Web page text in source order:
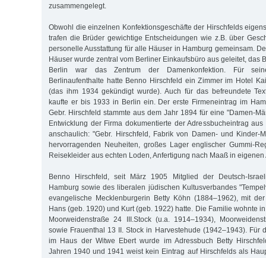
zusammengelegt.
Obwohl die einzelnen Konfektionsgeschäfte der Hirschfelds
trafen die Brüder gewichtige Entscheidungen wie z.B. über
personelle Ausstattung für alle Häuser in Hamburg gemeinsam.
Häuser wurde zentral vom Berliner Einkaufsbüro aus geleitet, das
Berlin war das Zentrum der Damenkonfektion. Für
Berlinaufenthalte hatte Benno Hirschfeld ein Zimmer im Hotel
(das ihm 1934 gekündigt wurde). Auch für das befreundete
kaufte er bis 1933 in Berlin ein. Der erste Firmeneintrag im
Gebr. Hirschfeld stammte aus dem Jahr 1894 für eine "Damen-
Entwicklung der Firma dokumentierte der Adressbucheintrag
anschaulich: "Gebr. Hirschfeld, Fabrik von Damen- und Kinder-
hervorragenden Neuheiten, großes Lager englischer Gummi-
Reisekleider aus echten Loden, Anfertigung nach Maaß in eigenen
Benno Hirschfeld, seit März 1905 Mitglied der Deutsch-
Hamburg sowie des liberalen jüdischen Kultusverbandes
evangelische Mecklenburgerin Betty Köhn (1884–1962), mit
Hans (geb. 1920) und Kurt (geb. 1922) hatte. Die Familie wohnte
Moorweidenstraße 24 III.Stock (u.a. 1914–1934),
sowie Frauenthal 13 II. Stock in Harvestehude (1942–1943). Für
im Haus der Witwe Ebert wurde im Adressbuch Betty
Jahren 1940 und 1941 weist kein Eintrag auf Hirschfelds als